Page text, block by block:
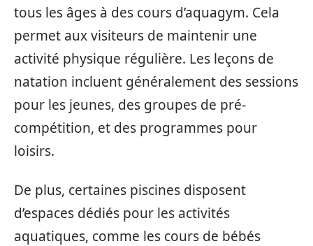
tous les âges à des cours d’aquagym. Cela
permet aux visiteurs de maintenir une
activité physique régulière. Les leçons de
natation incluent généralement des sessions
pour les jeunes, des groupes de pré-
compétition, et des programmes pour
loisirs.
De plus, certaines piscines disposent
d’espaces dédiés pour les activités
aquatiques, comme les cours de bébés